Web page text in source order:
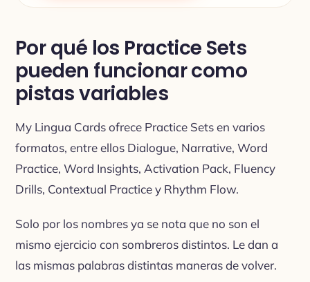
Por qué los Practice Sets
pueden funcionar como
pistas variables
My Lingua Cards ofrece Practice Sets en varios
formatos, entre ellos Dialogue, Narrative, Word
Practice, Word Insights, Activation Pack, Fluency
Drills, Contextual Practice y Rhythm Flow.
Solo por los nombres ya se nota que no son el
mismo ejercicio con sombreros distintos. Le dan a
las mismas palabras distintas maneras de volver.